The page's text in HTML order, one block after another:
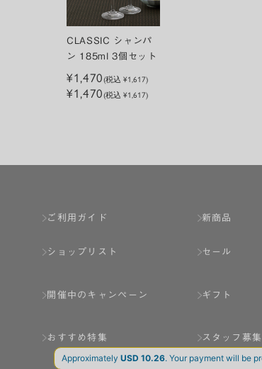
CLASSIC シャンパ
ン 185ml 3個セット
¥1,470(税込 ¥1,617)
¥1,470(税込 ¥1,617)
ご利用ガイド
ショップリスト
開催中のキャンペーン
おすすめ特集
新商品
セール
ギフト
スタッフ募集